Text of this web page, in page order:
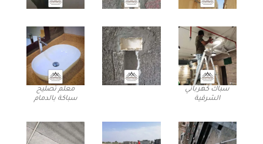
سباك كهربائي
الشرقية
معلم تصليح
سباكة بالدمام